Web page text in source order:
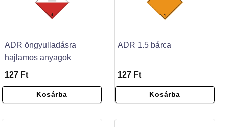
ADR öngyulladásra
hajlamos anyagok
127 Ft
Kosárba
ADR 1.5 bárca
127 Ft
Kosárba